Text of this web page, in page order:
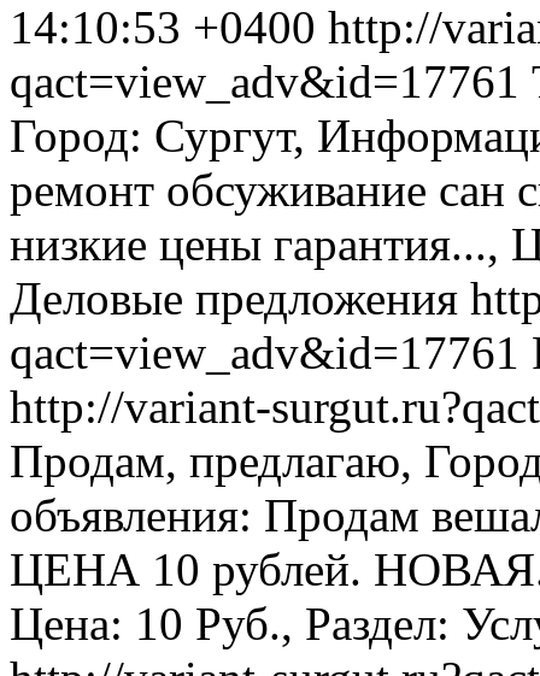
14:10:53 +0400 http://
qact=view_adv&id=17761
Город: Сургут,
ремонт обсуживание сан
низкие цены гарантия...,
Деловые предложения
qact=view_adv&id=17761
http://variant-
Продам, предлагаю,
объявления: Продам
ЦЕНА 10 рублей.
Цена: 10 Руб., Раздел: